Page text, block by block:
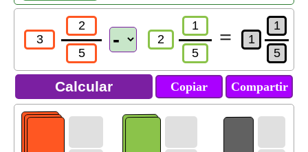
=
Copiar Compartir